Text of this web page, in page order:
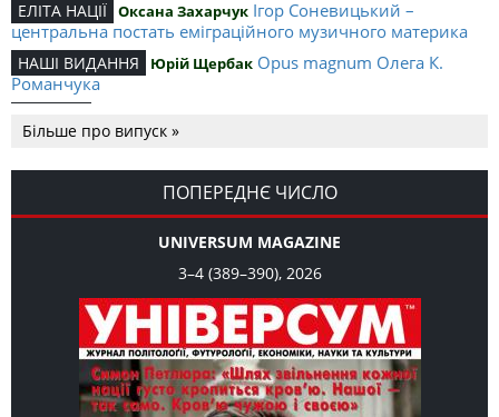
ЕЛІТА НАЦІЇ Оксана Захарчук Ігор Соневицький –
центральна постать еміграційного музичного материка
НАШІ ВИДАННЯ Юрій Щербак Opus magnum Олега К.
Романчука
Романчука
СЛОВО РЕДАКЦІЙНЕ Олег К. Романчук Журавель і синиця
як уособлення української політстратегії й тактики
Більше про випуск »
ПОПЕРЕДНЄ ЧИСЛО
UNIVERSUM MAGAZINE
3–4 (389–390), 2026